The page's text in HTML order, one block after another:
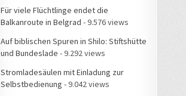
Für viele Flüchtlinge endet die
Balkanroute in Belgrad - 9.576 views
Auf biblischen Spuren in Shilo: Stiftshütte
und Bundeslade - 9.292 views
Stromladesäulen mit Einladung zur
Selbstbedienung - 9.042 views